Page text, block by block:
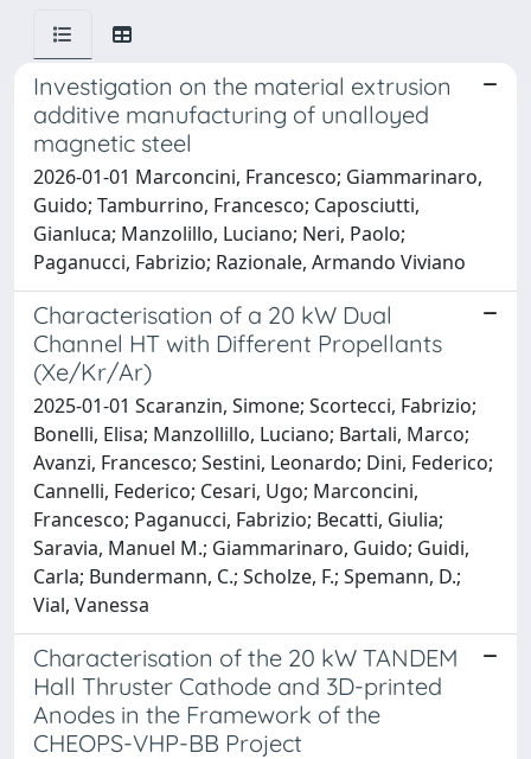
Investigation on the material extrusion
additive manufacturing of unalloyed
magnetic steel
2026-01-01 Marconcini, Francesco; Giammarinaro,
Guido; Tamburrino, Francesco; Caposciutti,
Gianluca; Manzolillo, Luciano; Neri, Paolo;
Paganucci, Fabrizio; Razionale, Armando Viviano
Characterisation of a 20 kW Dual
Channel HT with Different Propellants
(Xe/Kr/Ar)
2025-01-01 Scaranzin, Simone; Scortecci, Fabrizio;
Bonelli, Elisa; Manzollillo, Luciano; Bartali, Marco;
Avanzi, Francesco; Sestini, Leonardo; Dini, Federico;
Cannelli, Federico; Cesari, Ugo; Marconcini,
Francesco; Paganucci, Fabrizio; Becatti, Giulia;
Saravia, Manuel M.; Giammarinaro, Guido; Guidi,
Carla; Bundermann, C.; Scholze, F.; Spemann, D.;
Vial, Vanessa
Characterisation of the 20 kW TANDEM
Hall Thruster Cathode and 3D-printed
Anodes in the Framework of the
CHEOPS-VHP-BB Project